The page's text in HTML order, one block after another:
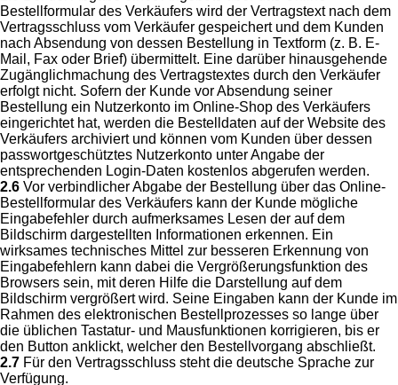
Bestellformular des Verkäufers wird der Vertragstext nach dem
Vertragsschluss vom Verkäufer gespeichert und dem Kunden
nach Absendung von dessen Bestellung in Textform (z. B. E-
Mail, Fax oder Brief) übermittelt. Eine darüber hinausgehende
Zugänglichmachung des Vertragstextes durch den Verkäufer
erfolgt nicht. Sofern der Kunde vor Absendung seiner
Bestellung ein Nutzerkonto im Online-Shop des Verkäufers
eingerichtet hat, werden die Bestelldaten auf der Website des
Verkäufers archiviert und können vom Kunden über dessen
passwortgeschütztes Nutzerkonto unter Angabe der
entsprechenden Login-Daten kostenlos abgerufen werden.
2.6 Vor verbindlicher Abgabe der Bestellung über das Online-
Bestellformular des Verkäufers kann der Kunde mögliche
Eingabefehler durch aufmerksames Lesen der auf dem
Bildschirm dargestellten Informationen erkennen. Ein
wirksames technisches Mittel zur besseren Erkennung von
Eingabefehlern kann dabei die Vergrößerungsfunktion des
Browsers sein, mit deren Hilfe die Darstellung auf dem
Bildschirm vergrößert wird. Seine Eingaben kann der Kunde im
Rahmen des elektronischen Bestellprozesses so lange über
die üblichen Tastatur- und Mausfunktionen korrigieren, bis er
den Button anklickt, welcher den Bestellvorgang abschließt.
2.7 Für den Vertragsschluss steht die deutsche Sprache zur
Verfügung.